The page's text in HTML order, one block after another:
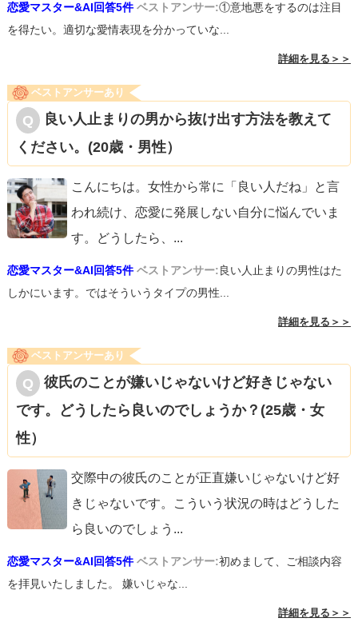
恋愛マスター&AI回答5件 ベストアンサー:①意地悪をするのは注目
を得たい。適切な愛情表現を分かっていな...
詳細を見る＞＞
ベストアンサーあり
良い人止まりの男から抜け出す方法を教えて
ください。(20歳・男性）
こんにちは。女性から常に「良い人だね」と言
われ続け、恋愛に発展しない自分に悩んでいま
す。どうしたら、 ...
恋愛マスター&AI回答5件 ベストアンサー:良い人止まりの男性はた
しかにいます。ではそういうタイプの男性...
詳細を見る＞＞
ベストアンサーあり
彼氏のことが嫌いじゃないけど好きじゃない
です。どうしたら良いのでしょうか？(25歳・女
性）
交際中の彼氏のことが正直嫌いじゃないけど好
きじゃないです。こういう状況の時はどうした
ら良いのでしょう ...
恋愛マスター&AI回答5件 ベストアンサー:初めまして、ご相談内容
を拝見いたしました。 嫌いじゃな...
詳細を見る＞＞